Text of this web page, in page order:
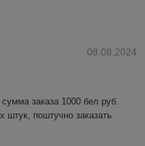
08.08.2024
заказа 1000 бел руб.
штук, поштучно заказать